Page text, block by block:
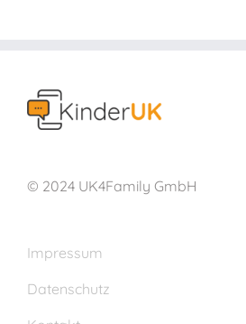
© 2024 UK4Family GmbH
Impressum
Datenschutz